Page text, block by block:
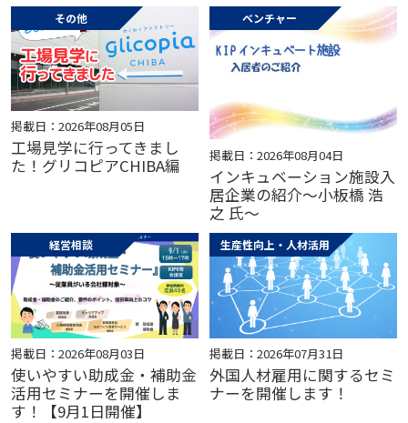
その他
掲載日：2026年08月05日
工場見学に行ってきまし
た！グリコピアCHIBA編
ベンチャー
掲載日：2026年08月04日
インキュベーション施設入
居企業の紹介～小板橋 浩
之 氏～
経営相談
掲載日：2026年08月03日
使いやすい助成金・補助金
活用セミナーを開催しま
す！【9月1日開催】
生産性向上・人材活用
掲載日：2026年07月31日
外国人材雇用に関するセミ
ナーを開催します！